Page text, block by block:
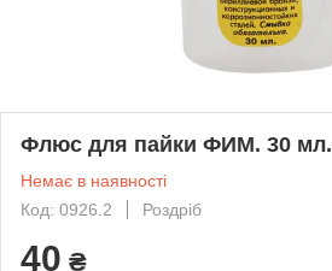
Флюс для пайки ФИМ. 30 мл.
Немає в наявності
Код: 0926.2
Роздріб
40 ₴